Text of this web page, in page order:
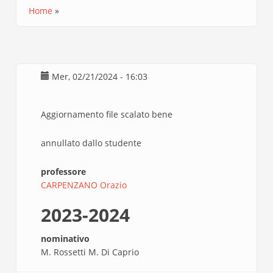
Home
Mer, 02/21/2024 - 16:03
Aggiornamento file scalato bene
annullato dallo studente
professore
CARPENZANO Orazio
2023-2024
nominativo
M. Rossetti M. Di Caprio